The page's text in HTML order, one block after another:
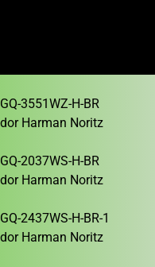
3551WZ-H-BR
Harman Noritz
2037WS-H-BR
Harman Noritz
2437WS-H-BR-1
Harman Noritz